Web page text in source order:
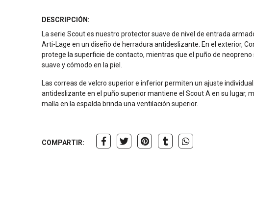
DESCRIPCIÓN:
La serie Scout es nuestro protector suave de nivel de entrada
Arti-Lage en un diseño de herradura antideslizante. En el exterior,
protege la superficie de contacto, mientras que el puño de neopreno
suave y cómodo en la piel.
Las correas de velcro superior e inferior permiten un ajuste
antideslizante en el puño superior mantiene el Scout A en su lugar,
malla en la espalda brinda una ventilación superior.
COMPARTIR: